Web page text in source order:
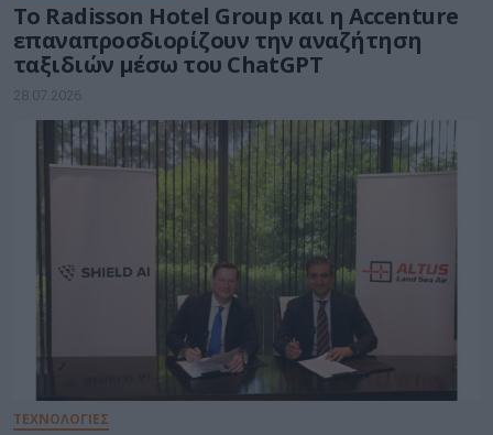
Το Radisson Hotel Group και η Accenture
επαναπροσδιορίζουν την αναζήτηση
ταξιδιών μέσω του ChatGPT
28.07.2026
ΤΕΧΝΟΛΟΓΙΕΣ